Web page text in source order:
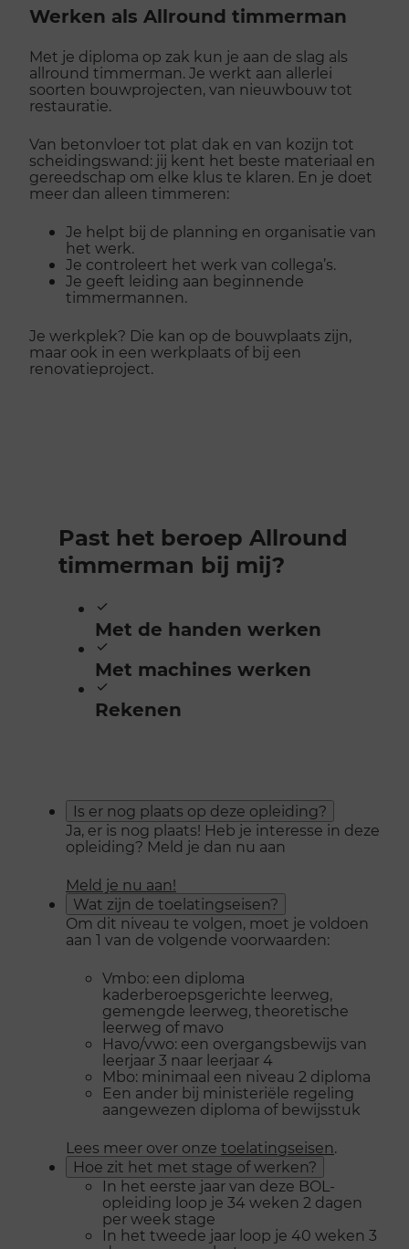
Werken als Allround timmerman
Met je diploma op zak kun je aan de slag als
allround timmerman. Je werkt aan allerlei
soorten bouwprojecten, van nieuwbouw tot
restauratie.
Van betonvloer tot plat dak en van kozijn tot
scheidingswand: jij kent het beste materiaal en
gereedschap om elke klus te klaren. En je doet
meer dan alleen timmeren:
Je helpt bij de planning en organisatie van
het werk.
Je controleert het werk van collega’s.
Je geeft leiding aan beginnende
timmermannen.
Je werkplek? Die kan op de bouwplaats zijn,
maar ook in een werkplaats of bij een
renovatieproject.
Past het beroep Allround
timmerman bij mij?
Met de handen werken
Met machines werken
Rekenen
Is er nog plaats op deze opleiding?
Ja, er is nog plaats! Heb je interesse in deze
opleiding? Meld je dan nu aan
Meld je nu aan!
Wat zijn de toelatingseisen?
Om dit niveau te volgen, moet je voldoen
aan 1 van de volgende voorwaarden:
Vmbo: een diploma
kaderberoepsgerichte leerweg,
gemengde leerweg, theoretische
leerweg of mavo
Havo/vwo: een overgangsbewijs van
leerjaar 3 naar leerjaar 4
Mbo: minimaal een niveau 2 diploma
Een ander bij ministeriële regeling
aangewezen diploma of bewijsstuk
Lees meer over onze toelatingseisen.
Hoe zit het met stage of werken?
In het eerste jaar van deze BOL-
opleiding loop je 34 weken 2 dagen
per week stage
In het tweede jaar loop je 40 weken 3